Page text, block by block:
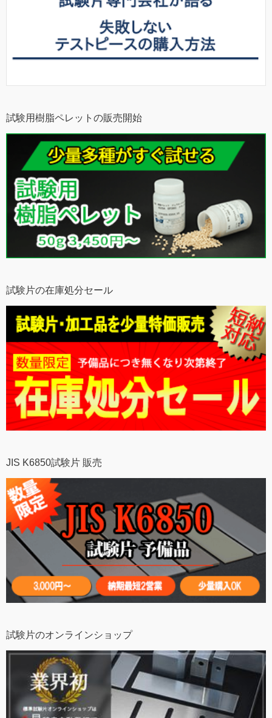
試験用樹脂ペレットの販売開始
試験片の在庫処分セール
JIS K6850試験片 販売
試験片のオンラインショップ